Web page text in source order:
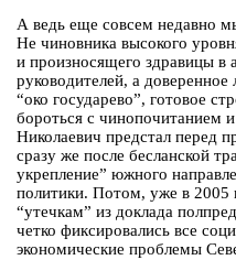
А ведь еще совсем недавно
Не чиновника высокого
и произносящего здравицы в
руководителей, а доверенное
“око государево”, готовое
бороться с чинопочитанием
Николаевич предстал перед
сразу же после бесланской
укрепление” южного
политики. Потом, уже в 2005
“утечкам” из доклада
четко фиксировались все
экономические проблемы